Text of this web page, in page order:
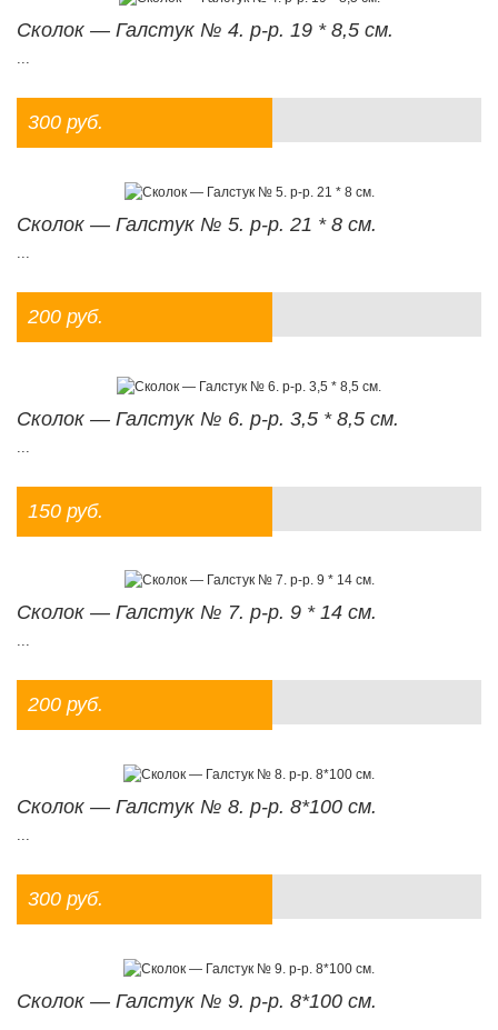
Сколок — Галстук № 4. р-р. 19 * 8,5 см.
300 руб.
Сколок — Галстук № 5. р-р. 21 * 8 см.
200 руб.
Сколок — Галстук № 6. р-р. 3,5 * 8,5 см.
150 руб.
Сколок — Галстук № 7. р-р. 9 * 14 см.
...
200 руб.
Сколок — Галстук № 8. р-р. 8*100 см.
...
300 руб.
Сколок — Галстук № 9. р-р. 8*100 см.